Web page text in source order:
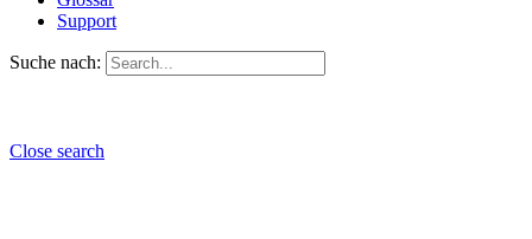
Support
Suche nach:
Close search